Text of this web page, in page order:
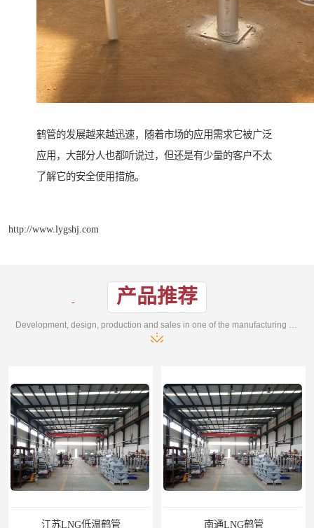
鹤管的发展越来越迅速，随着市场的应用需求它被广泛
应用，大部分人也都听说过，但还是有少量的客户不太
了解它的安全使用措施。
http://www.lygshj.com
产品推荐
江苏LNG低温鹤管 南通LNG鹤管